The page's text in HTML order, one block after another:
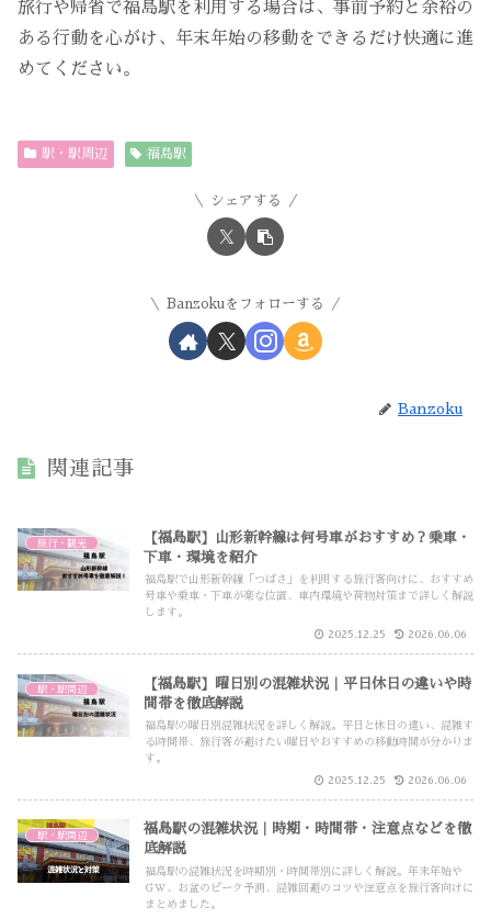
旅行や帰省で福島駅を利用する場合は、事前予約と余裕の
ある行動を心がけ、年末年始の移動をできるだけ快適に進
めてください。
駅・駅周辺 福島駅
シェアする
Banzokuをフォローする
Banzoku
関連記事
旅行・観光
【福島駅】山形新幹線は何号車がおすすめ？乗車・
下車・環境を紹介
福島駅で山形新幹線「つばさ」を利用する旅行客向けに、おすすめ
号車や乗車・下車が楽な位置、車内環境や荷物対策まで詳しく解説
します。
2025.12.25 2026.06.06
駅・駅周辺
【福島駅】曜日別の混雑状況｜平日休日の違いや時
間帯を徹底解説
福島駅の曜日別混雑状況を詳しく解説。平日と休日の違い、混雑す
る時間帯、旅行客が避けたい曜日やおすすめの移動時間が分かりま
す。
2025.12.25 2026.06.06
駅・駅周辺
福島駅の混雑状況｜時期・時間帯・注意点などを徹
底解説
福島駅の混雑状況を時期別・時間帯別に詳しく解説。年末年始や
GW、お盆のピーク予測、混雑回避のコツや注意点を旅行客向けに
まとめました。